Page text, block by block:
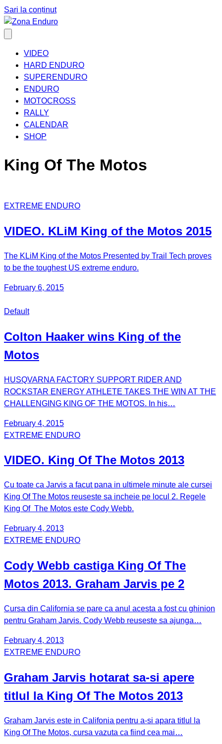
Sari la conținut
VIDEO
HARD ENDURO
SUPERENDURO
ENDURO
MOTOCROSS
RALLY
CALENDAR
SHOP
King Of The Motos
EXTREME ENDURO
VIDEO. KLiM King of the Motos 2015
The KLiM King of the Motos Presented by Trail Tech proves
to be the toughest US extreme enduro.
February 6, 2015
Default
Colton Haaker wins King of the
Motos
HUSQVARNA FACTORY SUPPORT RIDER AND
ROCKSTAR ENERGY ATHLETE TAKES THE WIN AT THE
CHALLENGING KING OF THE MOTOS. In his…
February 4, 2015
EXTREME ENDURO
VIDEO. King Of The Motos 2013
Cu toate ca Jarvis a facut pana in ultimele minute ale cursei
King Of The Motos reuseste sa incheie pe locul 2. Regele
King Of The Motos este Cody Webb.
February 4, 2013
EXTREME ENDURO
Cody Webb castiga King Of The
Motos 2013. Graham Jarvis pe 2
Cursa din California se pare ca anul acesta a fost cu ghinion
pentru Graham Jarvis. Cody Webb reuseste sa ajunga…
February 4, 2013
EXTREME ENDURO
Graham Jarvis hotarat sa-si apere
titlul la King Of The Motos 2013
Graham Jarvis este in Califonia pentru a-si apara titlul la
King Of The Motos, cursa vazuta ca fiind cea mai…